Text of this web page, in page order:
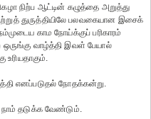
நிற்ப ஆட்டின் கழுத்தை அறுத்து
துருத்தியிலே பலவகையான இசைக்
காம நோய்க்குப் பரிகாரம்
வாழ்த்தி இவள் பேயால்
எனப்படுதல் நோதக்கன்று.
நாம் தடுக்க வேண்டும்.